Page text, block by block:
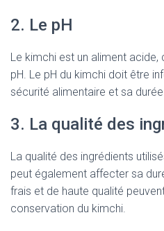
2. Le pH
Le kimchi est un aliment acide,
pH. Le pH du kimchi doit être
sécurité alimentaire et sa
3. La qualité des
La qualité des ingrédients
peut également affecter sa
frais et de haute qualité
conservation du kimchi.